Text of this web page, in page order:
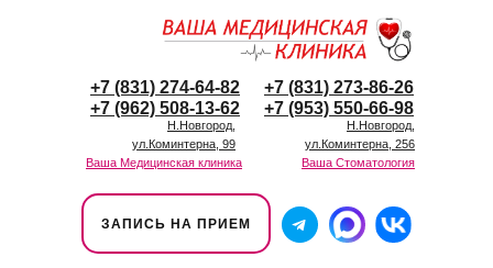
+7 (831) 274-64-82
+7 (962) 508-13-62
ЗАПИСЬ НА ПРИЕМ
Н.Новгород,
ул.Коминтерна, 99
Ваша Медицинская клиника
Ваша Стоматология
+7 (953) 550-66-98
+7 (831) 273-86-26
Н.Новгород,
ул.Коминтерна, 256